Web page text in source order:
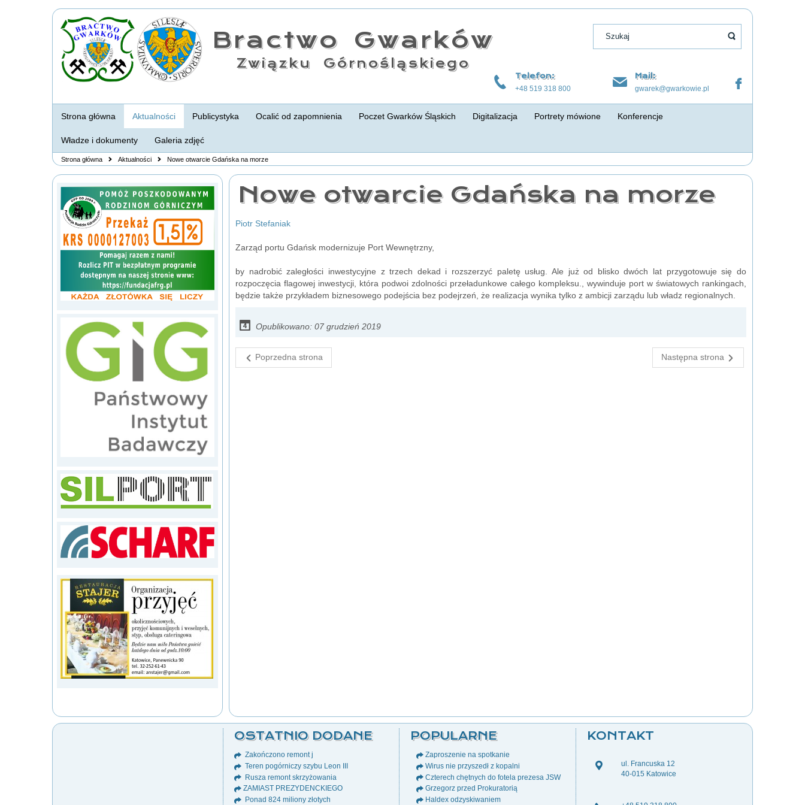
Bractwo Gwarków
Związku Górnośląskiego
Telefon:
+48 519 318 800
Mail:
gwarek@gwarkowie.pl
Strona główna Aktualności Publicystyka Ocalić od zapomnienia Poczet Gwarków Śląskich Digitalizacja Portrety mówione Konferencje
Władze i dokumenty Galeria zdjęć
Strona główna Aktualności Nowe otwarcie Gdańska na morze
Nowe otwarcie Gdańska na morze
Piotr Stefaniak
Zarząd portu Gdańsk modernizuje Port Wewnętrzny,
by nadrobić zaległości inwestycyjne z trzech dekad i rozszerzyć paletę usług. Ale już od blisko dwóch lat przygotowuje się do
rozpoczęcia flagowej inwestycji, która podwoi zdolności przeładunkowe całego kompleksu., wywinduje port w światowych rankingach,
będzie także przykładem biznesowego podejścia bez podejrzeń, że realizacja wynika tylko z ambicji zarządu lub władz regionalnych.
Opublikowano: 07 grudzień 2019
Poprzedna strona Następna strona
OSTATNIO DODANE
Zakończono remont j
Teren pogórniczy szybu Leon III
Rusza remont skrzyżowania
ZAMIAST PREZYDENCKIEGO
Ponad 824 miliony złotych
POPULARNE
Zaproszenie na spotkanie
Wirus nie przyszedł z kopalni
Czterech chętnych do fotela prezesa JSW
Grzegorz przed Prokuratorią
Haldex odzyskiwaniem
KONTAKT
ul. Francuska 12
40-015 Katowice